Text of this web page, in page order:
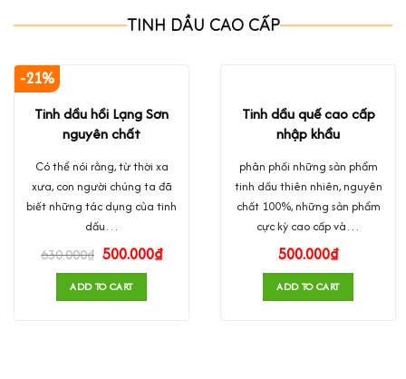
TINH DẦU CAO CẤP
-21%
Tinh dầu hồi Lạng Sơn
nguyên chất
Có thể nói rằng, từ thời xa
xưa, con người chúng ta đã
biết những tác dụng của tinh
dầu…
630.000₫ 500.000₫
ADD TO CART
Tinh dầu quế cao cấp
nhập khẩu
phân phối những sản phẩm
tinh dầu thiên nhiên, nguyên
chất 100%, những sản phẩm
cực kỳ cao cấp và…
500.000₫
ADD TO CART